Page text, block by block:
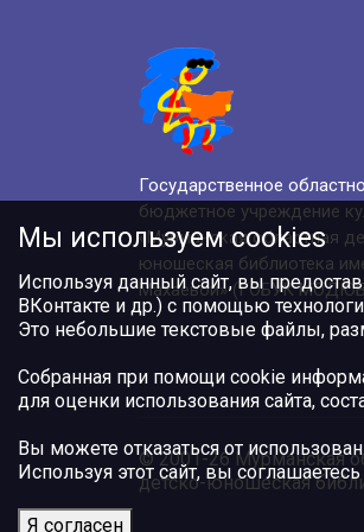
Государственное
бюджетное учреждение
«Мурманская областная
юношеская библиотека
Махаевой» (ГОБУК
© 2001-26 Мурманская
детско-юношеская
Мы используем cookies
Используя данный сайт, вы
ВКонтакте и др.) с помощью
Это небольшие текстовые файлы,
Собранная при помощи cookie
для оценки использования сайта,
Вы можете отказаться от
Используя этот сайт, вы
Я согласен